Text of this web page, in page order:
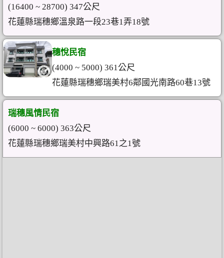
(16400 ~ 28700) 347公尺
花蓮縣瑞穗鄉溫泉路一段23巷1弄18號
穗悅民宿
(4000 ~ 5000) 361公尺
花蓮縣瑞穗鄉瑞美村6鄰國光南路60巷13號
瑞穗風情民宿
(6000 ~ 6000) 363公尺
花蓮縣瑞穗鄉瑞美村中興路61之1號